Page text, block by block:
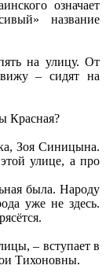
означает
название
на улицу. От
– сидят на
Красная?
Зоя Синицына.
улице, а про
была. Народу
уже не здесь.
– вступает в
Тихоновны.